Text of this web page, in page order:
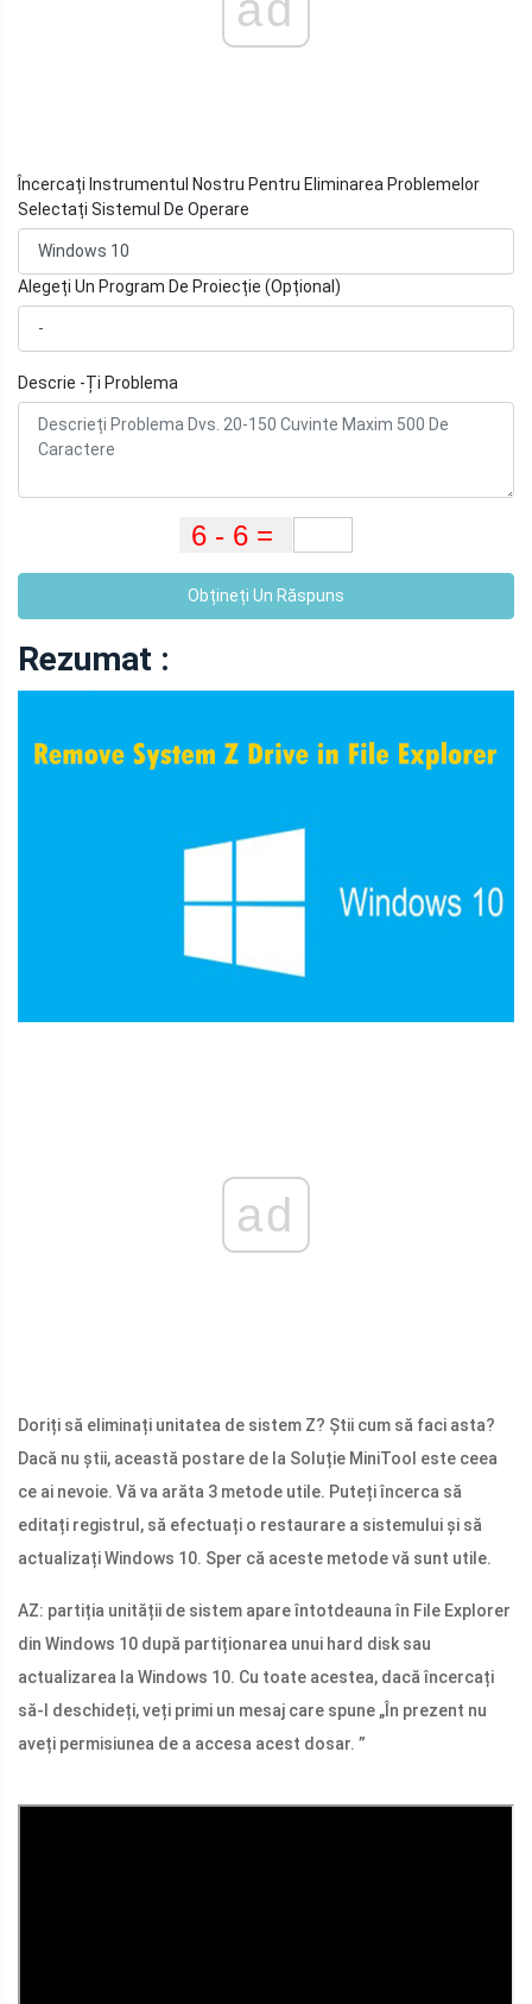
Încercați Instrumentul Nostru Pentru Eliminarea Problemelor
Selectați Sistemul De Operare
Alegeți Un Program De Proiecție (Opțional)
Descrie -Ți Problema
Obțineți Un Răspuns
Rezumat :
ad
Doriți să eliminați unitatea de sistem Z? Știi cum să faci asta?
Dacă nu știi, această postare de la Soluție MiniTool este ceea
ce ai nevoie. Vă va arăta 3 metode utile. Puteți încerca să
editați registrul, să efectuați o restaurare a sistemului și să
actualizați Windows 10. Sper că aceste metode vă sunt utile.
AZ: partiția unității de sistem apare întotdeauna în File Explorer
din Windows 10 după partiționarea unui hard disk sau
actualizarea la Windows 10. Cu toate acestea, dacă încercați
să-l deschideți, veți primi un mesaj care spune „În prezent nu
aveți permisiunea de a accesa acest dosar. ”